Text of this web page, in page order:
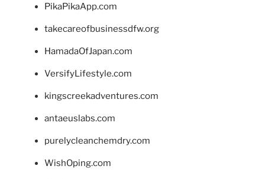
PikaPikaApp.com
takecareofbusinessdfw.org
HamadaOfJapan.com
VersifyLifestyle.com
kingscreekadventures.com
antaeuslabs.com
purelycleanchemdry.com
WishOping.com